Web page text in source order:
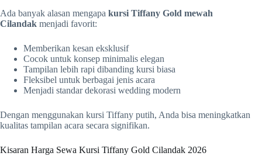
Ada banyak alasan mengapa kursi Tiffany Gold mewah
Cilandak menjadi favorit:
Memberikan kesan eksklusif
Cocok untuk konsep minimalis elegan
Tampilan lebih rapi dibanding kursi biasa
Fleksibel untuk berbagai jenis acara
Menjadi standar dekorasi wedding modern
Dengan menggunakan kursi Tiffany putih, Anda bisa meningkatkan
kualitas tampilan acara secara signifikan.
Kisaran Harga Sewa Kursi Tiffany Gold Cilandak 2026